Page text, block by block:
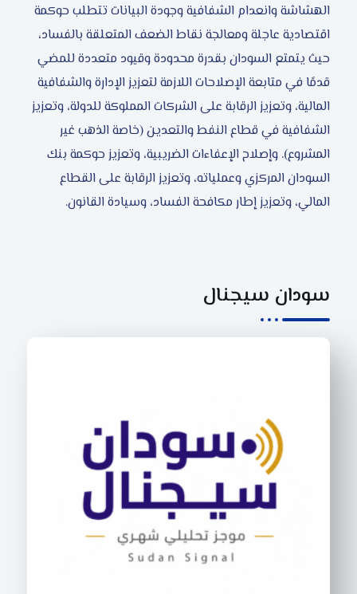
الهشاشة وانعدام الشفافية وجودة البيانات تتطلب حوكمة
اقتصادية عاجلة ومعالجة نقاط الضعف المتعلقة بالفساد،
حيث يتمتع السودان بقدرة محدودة وقيود متعددة للمضي
قدمًا في متابعة الإصلاحات اللازمة لتعزيز الإدارة والشفافية
المالية، وتعزيز الرقابة على الشركات المملوكة للدولة، وتعزيز
الشفافية في قطاع النفط والتعدين (خاصة الذهب غير
المشروع). وإصلاح الإعفاءات الضريبية، وتعزيز حوكمة بنك
السودان المركزي وعملياته، وتعزيز الرقابة على القطاع
المالي، وتعزيز إطار مكافحة الفساد، وسيادة القانون.
سودان سيجنال